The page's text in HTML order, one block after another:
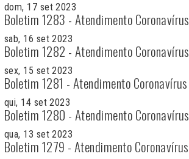
dom, 17 set 2023
Boletim 1283 - Atendimento Coronavírus
sab, 16 set 2023
Boletim 1282 - Atendimento Coronavírus
sex, 15 set 2023
Boletim 1281 - Atendimento Coronavírus
qui, 14 set 2023
Boletim 1280 - Atendimento Coronavírus
qua, 13 set 2023
Boletim 1279 - Atendimento Coronavírus